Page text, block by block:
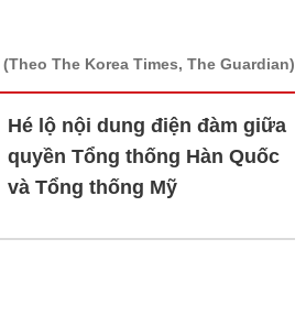
(Theo The Korea Times, The Guardian)
Hé lộ nội dung điện đàm giữa
quyền Tổng thống Hàn Quốc
và Tổng thống Mỹ